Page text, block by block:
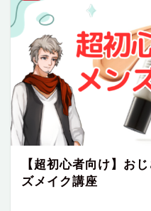
【超初心者向け】お
ズメイク講座